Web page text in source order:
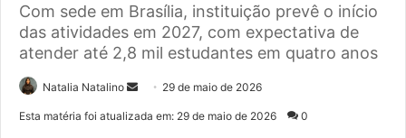
Com sede em Brasília, instituição prevê o início
das atividades em 2027, com expectativa de
atender até 2,8 mil estudantes em quatro anos
Natalia Natalino 29 de maio de 2026
Esta matéria foi atualizada em: 29 de maio de 2026 0